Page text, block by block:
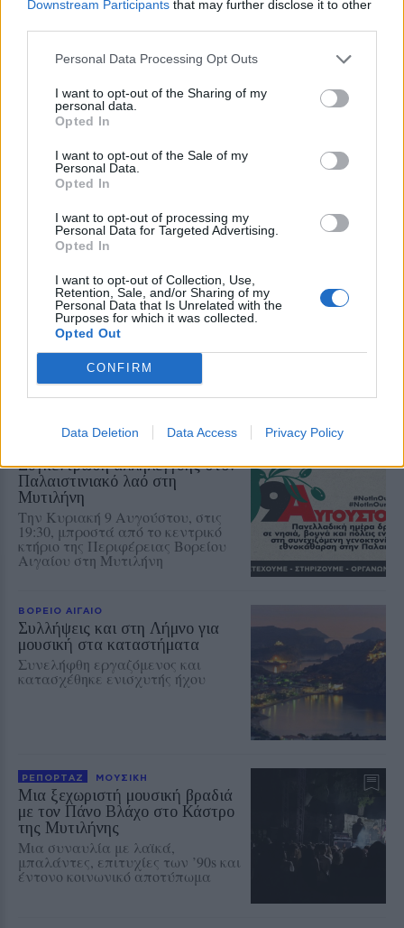
Downstream Participants that may further disclose it to other
Personal Data Processing Opt Outs
I want to opt-out of the Sharing of my
personal data.
Opted In
I want to opt-out of the Sale of my
Personal Data.
Opted In
I want to opt-out of processing my
Personal Data for Targeted Advertising.
Opted In
I want to opt-out of Collection, Use,
Retention, Sale, and/or Sharing of my
Personal Data that Is Unrelated with the
Purposes for which it was collected.
Opted Out
CONFIRM
Data Deletion Data Access Privacy Policy
για την ειρήνη – Όταν οι Έλληνες
και οι Τούρκοι χωρίστηκαν»,
Okkan
ΔΡΑΣΕΙΣ
Με το ποδήλατο από το Βέλγιο
μέχρι τη Μυτιλήνη
Ο 44χρονος Steven Fack διασχίζει
την Ευρώπη σε μια προσωπική
δοκιμασία αντοχής με τελικό
προορισμό την ιδιαίτερη πατρίδα
Η επόμενη μέρα στα σχολεία της
Μυτιλήνης μετά την κατάργηση
των σχολικών επιτροπών
Πάγιες προκαταβολές στους
διευθυντές και σειρά εργολαβιών
για επισκευές και συντηρήσεις –
Αναλυτικά τα ποσά που
προβλέπονται για κάθε σχολική
Συγκέντρωση αλληλεγγύης στον
Παλαιστινιακό λαό στη
Μυτιλήνη
Την Κυριακή 9 Αυγούστου, στις
19:30, μπροστά από το κεντρικό
κτήριο της Περιφέρειας Βορείου
Αιγαίου στη Μυτιλήνη
ΒΟΡΕΙΟ ΑΙΓΑΙΟ
Συλλήψεις και στη Λήμνο για
μουσική στα καταστήματα
Συνελήφθη εργαζόμενος και
κατασχέθηκε ενισχυτής ήχου
ΡΕΠΟΡΤΑΖ ΜΟΥΣΙΚΗ
Μια ξεχωριστή μουσική βραδιά
με τον Πάνο Βλάχο στο Κάστρο
της Μυτιλήνης
Μια συναυλία με λαϊκά,
μπαλάντες, επιτυχίες των ’90s και
έντονο κοινωνικό αποτύπωμα